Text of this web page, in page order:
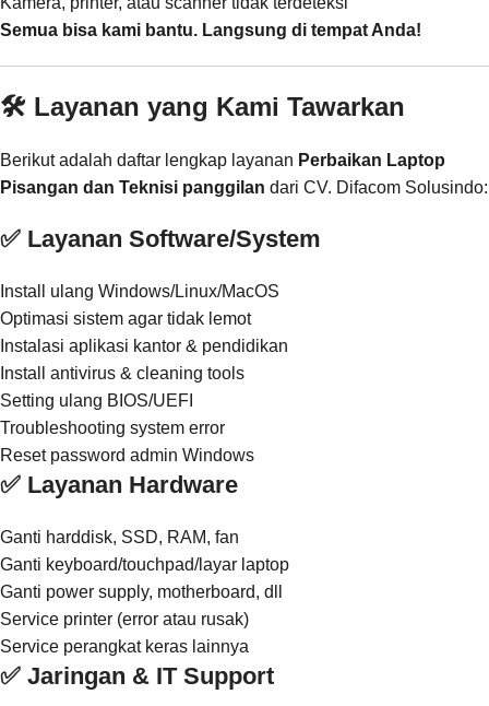
Semua bisa kami bantu. Langsung di tempat Anda!
🛠️ Layanan yang Kami Tawarkan
Berikut adalah daftar lengkap layanan Perbaikan Laptop
Pisangan dan Teknisi panggilan dari CV. Difacom Solusindo:
✅ Layanan Software/System
Install ulang Windows/Linux/MacOS
Optimasi sistem agar tidak lemot
Instalasi aplikasi kantor & pendidikan
Install antivirus & cleaning tools
Setting ulang BIOS/UEFI
Troubleshooting system error
Reset password admin Windows
✅ Layanan Hardware
Ganti harddisk, SSD, RAM, fan
Ganti keyboard/touchpad/layar laptop
Ganti power supply, motherboard, dll
Service printer (error atau rusak)
Service perangkat keras lainnya
✅ Jaringan & IT Support